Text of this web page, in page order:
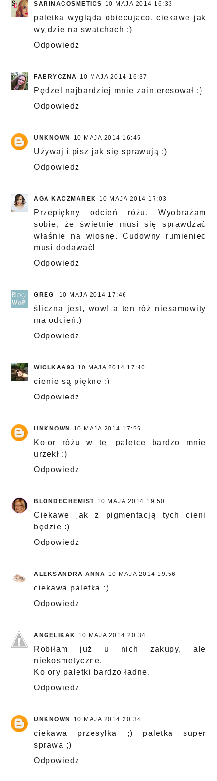
SARINACOSMETICS 10 MAJA 2014 16:33
paletka wygląda obiecująco, ciekawe jak
wyjdzie na swatchach :)
Odpowiedz
FABRYCZNA 10 MAJA 2014 16:37
Pędzel najbardziej mnie zainteresował :)
Odpowiedz
UNKNOWN 10 MAJA 2014 16:45
Używaj i pisz jak się sprawują :)
Odpowiedz
AGA KACZMAREK 10 MAJA 2014 17:03
Przepiękny odcień różu. Wyobrażam
sobie, że świetnie musi się sprawdzać
właśnie na wiosnę. Cudowny rumieniec
musi dodawać!
Odpowiedz
GREG 10 MAJA 2014 17:46
śliczna jest, wow! a ten róż niesamowity
ma odcień:)
Odpowiedz
WIOLKAA93 10 MAJA 2014 17:46
cienie są piękne :)
Odpowiedz
UNKNOWN 10 MAJA 2014 17:55
Kolor różu w tej paletce bardzo mnie
urzekł :)
Odpowiedz
BLONDECHEMIST 10 MAJA 2014 19:50
Ciekawe jak z pigmentacją tych cieni
będzie :)
Odpowiedz
ALEKSANDRA ANNA 10 MAJA 2014 19:56
ciekawa paletka :)
Odpowiedz
ANGELIKAK 10 MAJA 2014 20:34
Robiłam już u nich zakupy, ale
niekosmetyczne.
Kolory paletki bardzo ładne.
Odpowiedz
UNKNOWN 10 MAJA 2014 20:34
ciekawa przesyłka ;) paletka super
sprawa ;)
Odpowiedz